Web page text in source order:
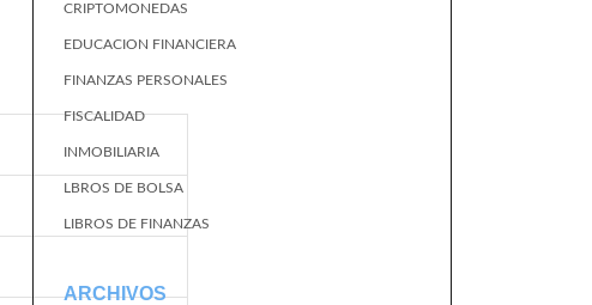
CRIPTOMONEDAS
EDUCACION FINANCIERA
FINANZAS PERSONALES
FISCALIDAD
INMOBILIARIA
LBROS DE BOLSA
LIBROS DE FINANZAS
ARCHIVOS